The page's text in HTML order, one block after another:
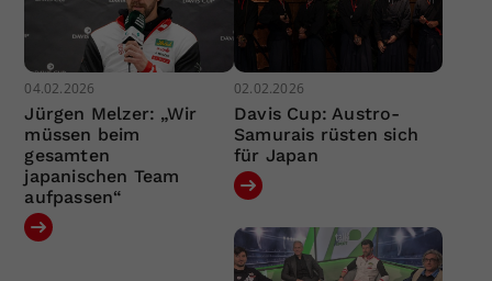
04.02.2026
Jürgen Melzer: „Wir
müssen beim
gesamten
japanischen Team
aufpassen“
02.02.2026
Davis Cup: Austro-
Samurais rüsten sich
für Japan